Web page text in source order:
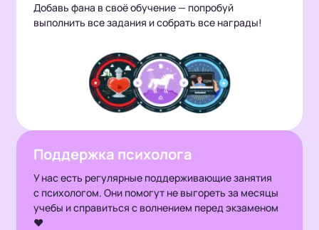
Добавь фана в своё обучение — попробуй
выполнить все задания и собрать все награды!
Поддержка психолога
У нас есть регулярные поддерживающие занятия
с психологом. Они помогут не выгореть за месяцы
учебы и справиться с волнением перед экзаменом
❤️